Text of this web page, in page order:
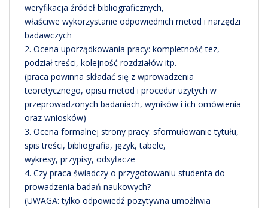
weryfikacja źródeł bibliograficznych,
właściwe wykorzystanie odpowiednich metod i narzędzi
badawczych
2. Ocena uporządkowania pracy: kompletność tez,
podział treści, kolejność rozdziałów itp.
(praca powinna składać się z wprowadzenia
teoretycznego, opisu metod i procedur użytych w
przeprowadzonych badaniach, wyników i ich omówienia
oraz wniosków)
3. Ocena formalnej strony pracy: sformułowanie tytułu,
spis treści, bibliografia, język, tabele,
wykresy, przypisy, odsyłacze
4. Czy praca świadczy o przygotowaniu studenta do
prowadzenia badań naukowych?
(UWAGA: tylko odpowiedź pozytywna umożliwia